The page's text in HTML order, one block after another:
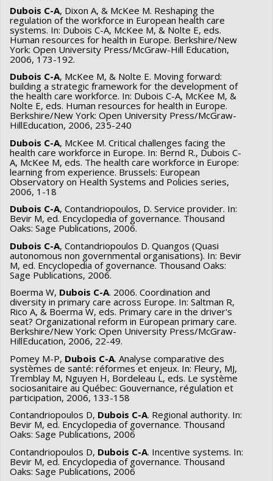
Dubois C-A, Dixon A, & McKee M. Reshaping the
regulation of the workforce in European health care
systems. In: Dubois C-A, McKee M, & Nolte E, eds.
Human resources for health in Europe. Berkshire/New
York: Open University Press/McGraw-Hill Education,
2006, 173-192.
Dubois C-A, McKee M, & Nolte E. Moving forward:
building a strategic framework for the development of
the health care workforce. In: Dubois C-A, McKee M, &
Nolte E, eds. Human resources for health in Europe.
Berkshire/New York: Open University Press/McGraw-
HillEducation, 2006, 235-240
Dubois C-A, McKee M. Critical challenges facing the
health care workforce in Europe. In: Bernd R., Dubois C-
A, McKee M, eds. The health care workforce in Europe:
learning from experience. Brussels: European
Observatory on Health Systems and Policies series,
2006, 1-18
Dubois C-A, Contandriopoulos, D. Service provider. In:
Bevir M, ed. Encyclopedia of governance. Thousand
Oaks: Sage Publications, 2006.
Dubois C-A, Contandriopoulos D. Quangos (Quasi
autonomous non governmental organisations). In: Bevir
M, ed. Encyclopedia of governance. Thousand Oaks:
Sage Publications, 2006.
Boerma W, Dubois C-A. 2006. Coordination and
diversity in primary care across Europe. In: Saltman R,
Rico A, & Boerma W, eds. Primary care in the driver's
seat? Organizational reform in European primary care.
Berkshire/New York: Open University Press/McGraw-
HillEducation, 2006, 22-49.
Pomey M-P, Dubois C-A. Analyse comparative des
systèmes de santé: réformes et enjeux. In: Fleury, MJ,
Tremblay M, Nguyen H, Bordeleau L, eds. Le système
sociosanitaire au Québec: Gouvernance, régulation et
participation, 2006, 133-158
Contandriopoulos D, Dubois C-A. Regional authority. In:
Bevir M, ed. Encyclopedia of governance. Thousand
Oaks: Sage Publications, 2006
Contandriopoulos D, Dubois C-A. Incentive systems. In:
Bevir M, ed. Encyclopedia of governance. Thousand
Oaks: Sage Publications, 2006